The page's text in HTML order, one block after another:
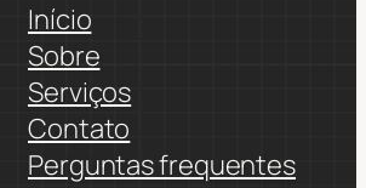
Início
Sobre
Serviços
Contato
Perguntas frequentes